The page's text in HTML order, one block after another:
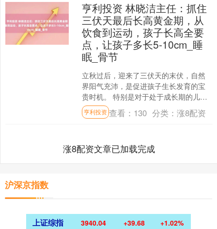
亨利投资 林晓洁主任：抓住
三伏天最后长高黄金期，从
饮食到运动，孩子长高全要
点，让孩子多长5-10cm_睡
眠_骨节
立秋过后，迎来了三伏天的末伏，自然
界阳气充沛，是促进孩子生长发育的宝
贵时机。 特别是对于处于成长期的儿
童，抓住这最后十天好好调养，能帮助
孩子增强体质，助力身高发....
亨利投资 查看： 130 分类：涨8配资
涨8配资文章已加载完成
沪深京指数
上证综指 3940.04 +39.68 +1.02%